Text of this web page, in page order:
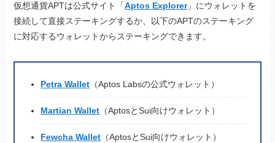
仮想通貨APTは公式サイト「Aptos Explorer」にウォレットを
接続して直接ステーキングするか、以下のAPTのステーキング
に対応するウォレットからステーキングできます。
Petra Wallet （Aptos Labsの公式ウォレット）
Martian Wallet （AptosとSui向けウォレット）
Fewcha Wallet （AptosとSui向けウォレット）